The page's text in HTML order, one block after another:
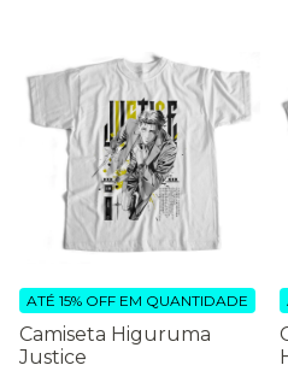
Camiseta Higuruma
Justice
ATÉ 15% OFF EM QUANTIDADE